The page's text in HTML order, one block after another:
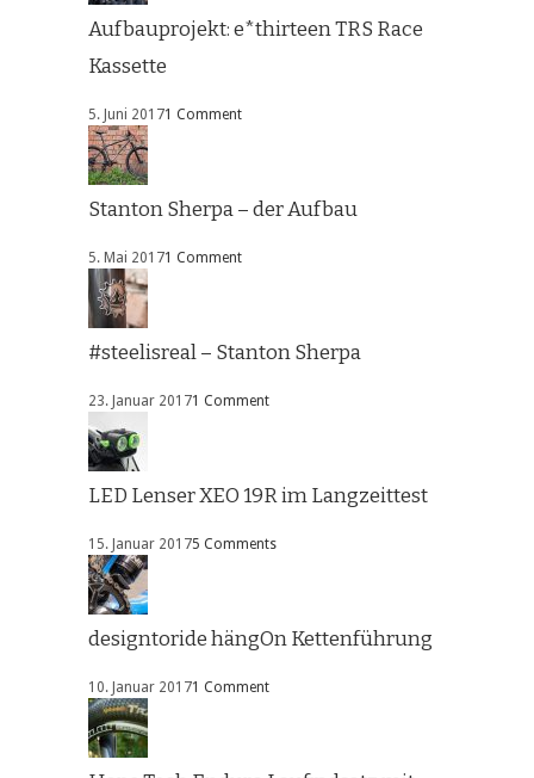
Aufbauprojekt: e*thirteen TRS Race
Kassette
5. Juni 20171 Comment
Stanton Sherpa – der Aufbau
5. Mai 20171 Comment
#steelisreal – Stanton Sherpa
23. Januar 20171 Comment
LED Lenser XEO 19R im Langzeittest
15. Januar 20175 Comments
designtoride hängOn Kettenführung
10. Januar 20171 Comment